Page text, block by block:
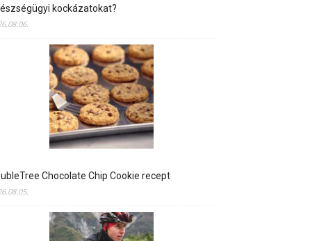
kockázatokat?
Chocolate Chip Cookie recept